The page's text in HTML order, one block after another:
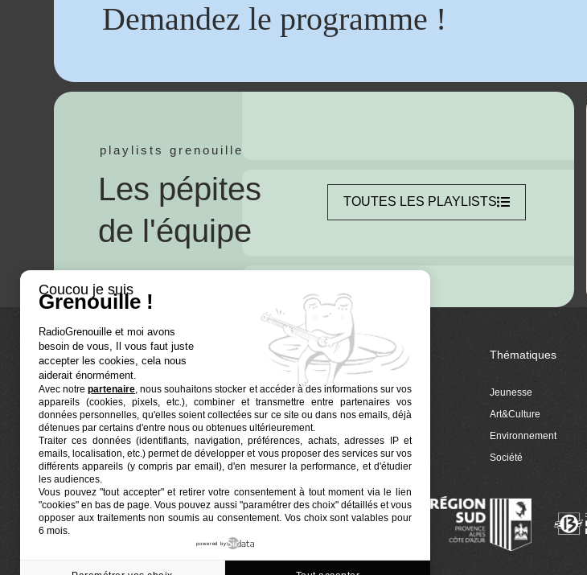
Demandez le programme !
playlists grenouille
Les pépites
de l'équipe
TOUTES LES PLAYLISTS
Euphonia est le partenaire producteur de Radio
Grenouille, radio associative marseillaise.
Locaux situés à la Friche Belle de Mai
41, rue Jobin — 13003 Marseille
La radio
Ré-écouter
Actualités
Programmation
Grenouille Euphonia
Thématiques
Jeunesse
Art&Culture
Environnement
Société
Coucou je suis
Grenouille !
RadioGrenouille et moi avons
besoin de vous, Il vous faut juste
accepter les cookies, cela nous
aiderait énormément.
Avec notrepartenaire, nous souhaitons stocker et accéder à des informations sur vos
appareils (cookies, pixels, etc.), combiner et transmettre entre partenaires vos
données personnelles, qu'elles soient collectées sur ce site ou dans nos emails, déjà
détenues par certains d'entre nous ou obtenues ultérieurement.
Traiter ces données (identifiants, navigation, préférences, achats, adresses IP et
emails, localisation, etc.) permet de développer et vous proposer des services sur vos
différents appareils (y compris par email), d'en mesurer la performance, et d'étudier
les audiences.
Vous pouvez "tout accepter" et retirer votre consentement à tout moment via le lien
"cookies" en bas de page. Vous pouvez aussi "paramétrer des choix" détaillés et vous
opposer aux traitements non soumis au consentement. Vos choix sont valables pour
6 mois.
powered by